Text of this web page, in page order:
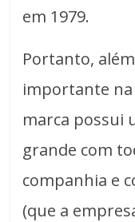
em 1979.
Portanto,
importante na
marca possui
grande com
companhia e
(que a